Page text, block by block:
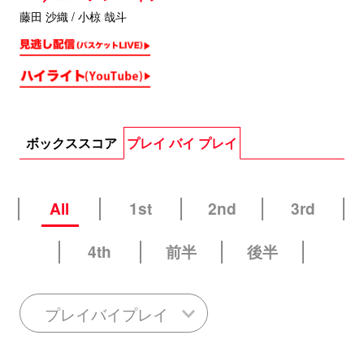
藤田 沙織 / 小椋 哉斗
ボックススコア プレイ バイ プレイ
All 1st 2nd
3rd
4th
前半 後半
プレイバイプレイ